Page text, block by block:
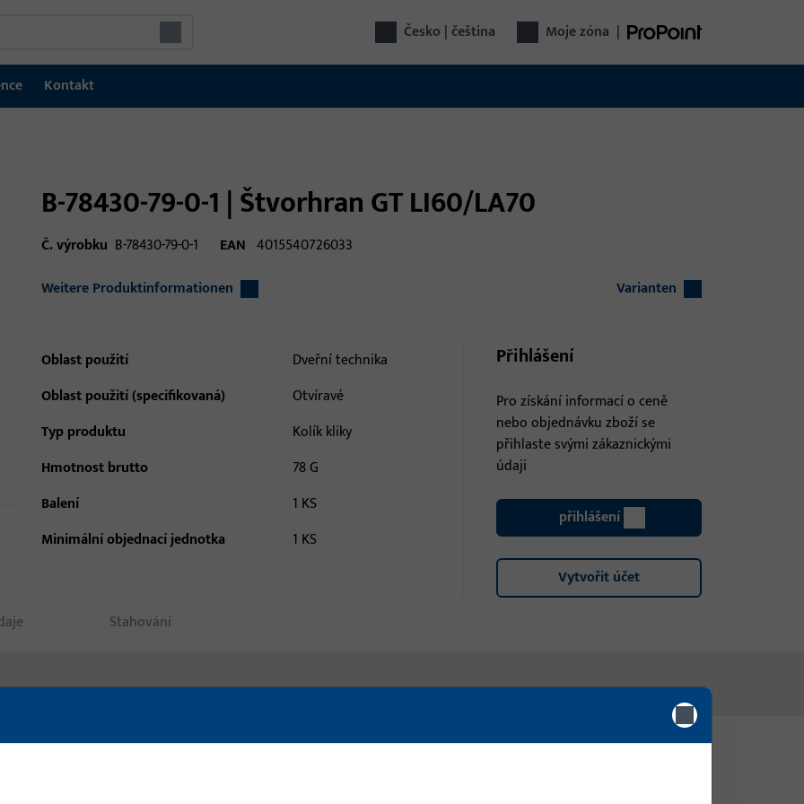
Česko | čeština Moje zóna |
Kontakt
B-78430-79-0-1 | Štvorhran GT LI60/LA70
Č. výrobku B-78430-79-0-1 EAN 4015540726033
Weitere Produktinformationen
Varianten
Oblast použití
Dveřní technika
Oblast použití (specifikovaná)
Otvíravé
Typ produktu
Kolík kliky
Hmotnost brutto
78 G
Balení
1 KS
Minimální objednací jednotka
1 KS
Přihlášení
Pro získání informací o ceně
nebo objednávku zboží se
přihlaste svými zákaznickými
údaji
přihlášení
Vytvořit účet
Stahování